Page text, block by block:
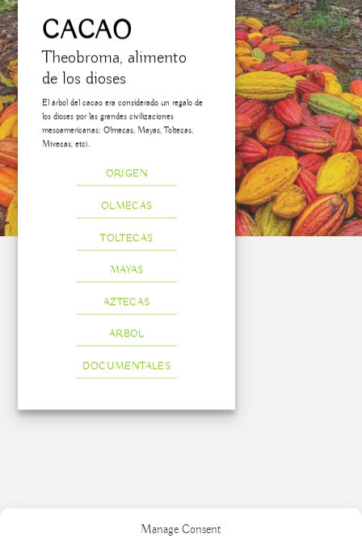
Manage Consent
CACAO
Theobroma, alimento
de los dioses
El árbol del cacao era considerado un regalo de
los dioses por las grandes civilizaciones
mesoamericanas: Olmecas, Mayas, Toltecas,
Mixecas, etc).
ORIGEN
OLMECAS
TOLTECAS
MAYAS
AZTECAS
ARBOL
DOCUMENTALES